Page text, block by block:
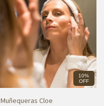
10%
OFF
Muñequeras Cloe